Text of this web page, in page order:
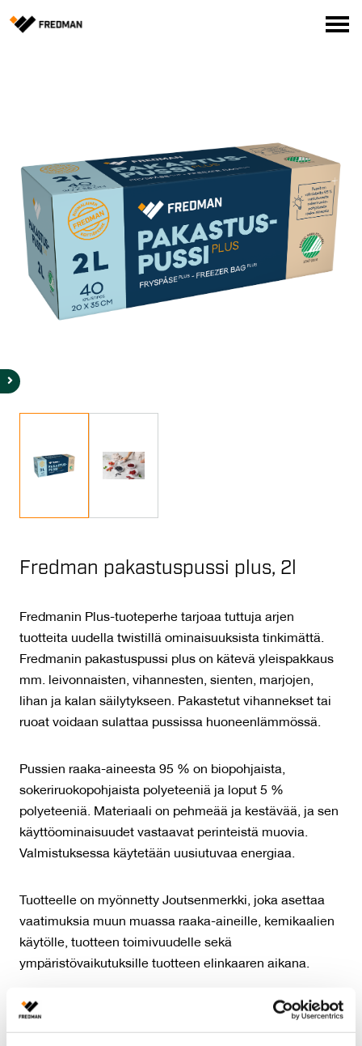
Suomi
Fredman pakastuspussi plus, 2l
Fredmanin Plus-tuoteperhe tarjoaa tuttuja arjen
tuotteita uudella twistillä ominaisuuksista tinkimättä.
Fredmanin pakastuspussi plus on kätevä yleispakkaus
mm. leivonnaisten, vihannesten, sienten, marjojen,
lihan ja kalan säilytykseen. Pakastetut vihannekset tai
ruoat voidaan sulattaa pussissa huoneenlämmössä.
Pussien raaka-aineesta 95 % on biopohjaista,
sokeriruokopohjaista polyeteeniä ja loput 5 %
polyeteeniä. Materiaali on pehmeää ja kestävää, ja sen
käyttöominaisuudet vastaavat perinteistä muovia.
Valmistuksessa käytetään uusiutuvaa energiaa.
Tuotteelle on myönnetty Joutsenmerkki, joka asettaa
vaatimuksia muun muassa raaka-aineille, kemikaalien
käytölle, tuotteen toimivuudelle sekä
ympäristövaikutuksille tuotteen elinkaaren aikana.
Lajittele muovipussit muovinkeräykseen ja pakkaus
kartonkina.